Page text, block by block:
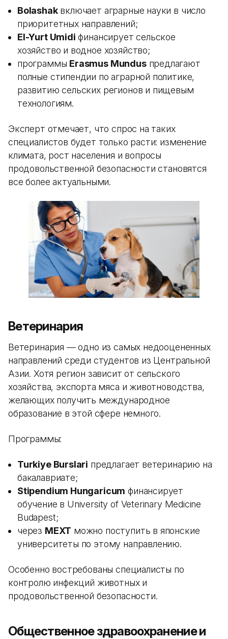
Bolashakвключает аграрные науки в число
приоритетных направлений;
El-Yurt Umidi финансирует сельское
хозяйство и водное хозяйство;
программы Erasmus Mundusпредлагают
полные стипендии по аграрной политике,
развитию сельских регионов и пищевым
технологиям.
Эксперт отмечает, что спрос на таких
специалистов будет только расти: изменение
климата, рост населения и вопросы
продовольственной безопасности становятся
все более актуальными.
Ветеринария
Ветеринария — одно из самых недооцененных
направлений среди студентов из Центральной
Азии. Хотя регион зависит от сельского
хозяйства, экспорта мяса и животноводства,
желающих получить международное
образование в этой сфере немного.
Программы:
Turkiye Burslari предлагает ветеринарию на
бакалавриате;
Stipendium Hungaricum финансирует
обучение в University of Veterinary Medicine
Budapest;
через MEXT можно поступить в японские
университеты по этому направлению.
Особенно востребованы специалисты по
контролю инфекций животных и
продовольственной безопасности.
Общественное здравоохранение и